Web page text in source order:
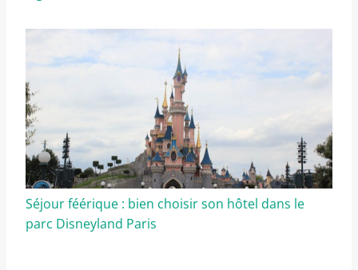
Séjour féérique : bien choisir son hôtel dans le
parc Disneyland Paris